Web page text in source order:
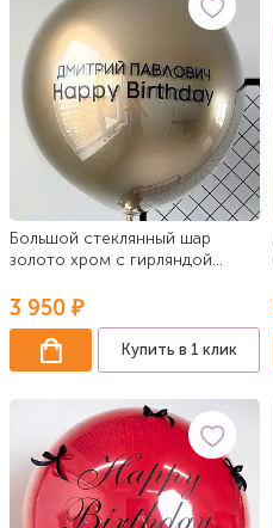
Большой стеклянный шар
золото хром с гирляндой
3 950 ₽
Купить в 1 клик